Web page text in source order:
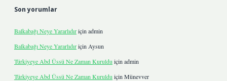
Son yorumlar
Balkabağı Neye Yararlıdıriçin admin
Balkabağı Neye Yararlıdıriçin Aysun
Türkiyeye Abd Üssü Ne Zaman Kuruldu için admin
Türkiyeye Abd Üssü Ne Zaman Kuruldu için Münevver